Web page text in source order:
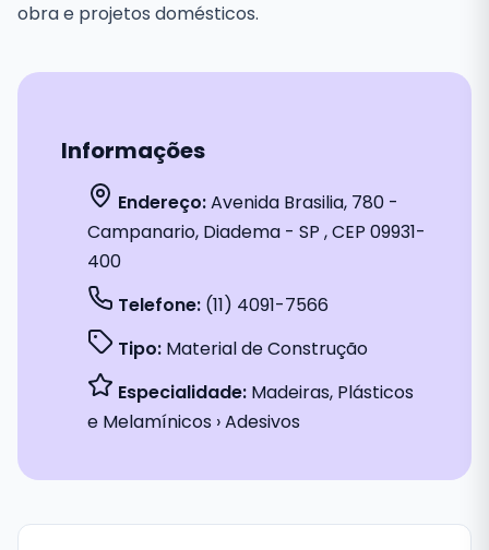
obra e projetos domésticos.
Informações
Endereço:Avenida Brasilia, 780 -
Campanario, Diadema - SP , CEP 09931-
400
Telefone: (11) 4091-7566
Tipo: Material de Construção
Especialidade: Madeiras, Plásticos
e Melamínicos › Adesivos